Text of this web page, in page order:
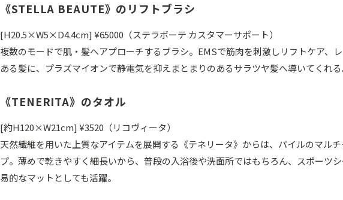
《STELLA BEAUTE》のリフトブラシ
[H20.5×W5×D4.4cm] ¥65000（ステラボーテ カスタマーサポート）
複数のモードで肌・髪へアプローチするブラシ。EMSで筋肉を刺激しリフトケア、
ある髪に、プラズマイオンで静電気を抑えまとまりのあるサラツヤ髪へ導いてくれる
《TENERITA》のタオル
[約H120×W21cm] ¥3520（リコヴィータ）
天然繊維を用いた上質なアイテムを展開する《テネリータ》からは、パイルのマル
プ。薄めで乾きやすく細長いから、普段の入浴後や洗面所ではもちろん、スポーツ
易的なマットとしても活躍。